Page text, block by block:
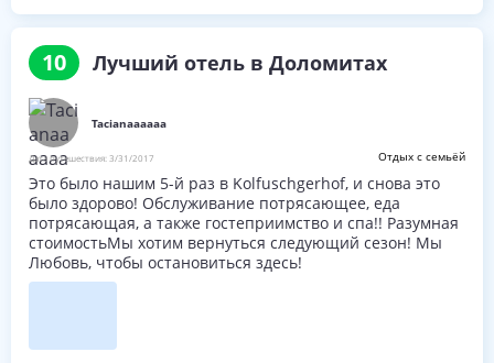
Соотношение цены и качества, вы не можете найти это
место. Мы были там в промежуточный сезон, поэтому, я
понятия не имею, насколько это находится летом, но
настолько дешево в начале июня!
10 Лучший отель в Доломитах
Tacianaaaaaa
Дата путешествия: 3/31/2017 Отдых с семьёй
Это было нашим 5-й раз в Kolfuschgerhof, и снова это
было здорово! Обслуживание потрясающее, еда
потрясающая, а также гостеприимство и спа!! Разумная
стоимостьМы хотим вернуться следующий сезон! Мы
Любовь, чтобы остановиться здесь!